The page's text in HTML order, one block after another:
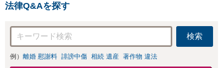
法律Q&Aを探す
検索
例） 離婚 慰謝料 誹謗中傷 相続 遺産 著作物 違法